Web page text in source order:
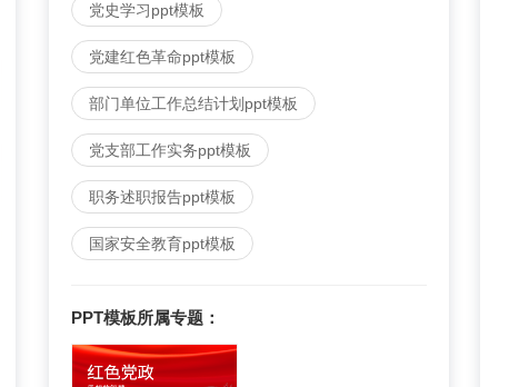
党史学习ppt模板
党建红色革命ppt模板
部门单位工作总结计划ppt模板
党支部工作实务ppt模板
职务述职报告ppt模板
国家安全教育ppt模板
PPT模板所属专题：